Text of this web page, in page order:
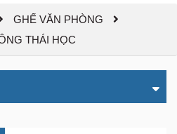
GHẾ VĂN PHÒNG
THÁI HỌC